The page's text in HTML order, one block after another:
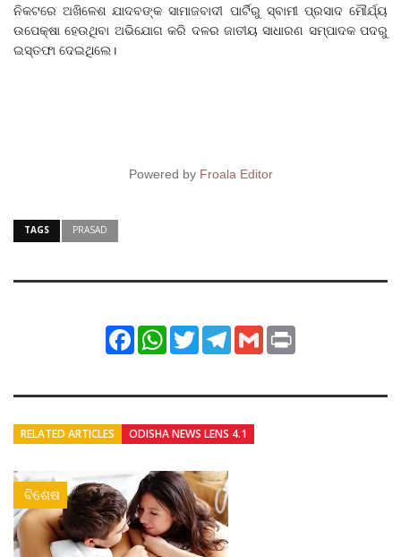
ନିକଟରେ ଅଖିଳେଶ ଯାଦବଙ୍କ ସାମାଜବାଦୀ ପାର୍ଟିରୁ ସ୍ବାମୀ ପ୍ରସାଦ ମୌର୍ଯ୍ୟ
ଉପେକ୍ଷା ହେଉଥିବା ଅଭିଯୋଗ କରି ଦଳର ଜାତୀୟ ସାଧାରଣ ସମ୍ପାଦକ ପଦରୁ
ଇସ୍ତଫା ଦେଇଥିଲେ।
Powered by Froala Editor
TAGS PRASAD
FacebookWhatsApp
TwitterTelegram
Gmail
RELATED ARTICLES ODISHA NEWS LENS 4.1
ବିଶେଷ